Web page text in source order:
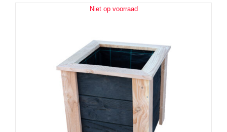
Niet op voorraad